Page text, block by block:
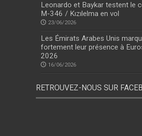
Leonardo et Baykar testent le
M-346 / Kızılelma en vol
23/06/2026
Les Émirats Arabes Unis
fortement leur présence à
2026
16/06/2026
RETROUVEZ-NOUS SUR